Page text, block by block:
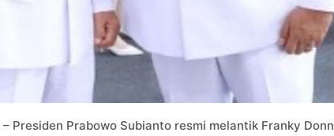
– Presiden Prabowo Subianto resmi melantik Franky